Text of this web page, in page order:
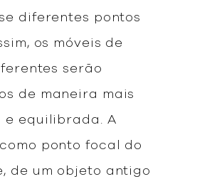
diferentes pontos
os móveis de
serão
de maneira mais
e equilibrada. A
ponto focal do
de um objeto antigo